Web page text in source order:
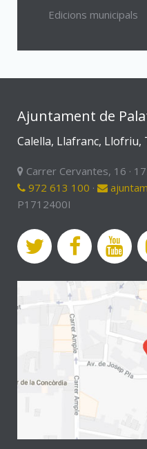
Edicions municipals
Ajuntament de
Calella, Llafranc, Llofriu,
Carrer Cervantes, 16 ·
972 613 100 ·
P1712400I